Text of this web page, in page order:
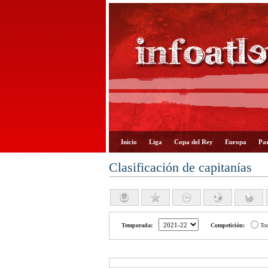
Inicio Liga Copa del Rey Europa
Clasificación de capitanías
Temporada: Competición: